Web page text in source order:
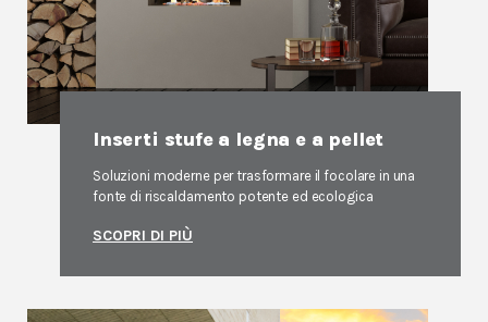
Inserti stufe a legna e a pellet
Soluzioni moderne per trasformare il focolare in una
fonte di riscaldamento potente ed ecologica
SCOPRI DI PIÙ